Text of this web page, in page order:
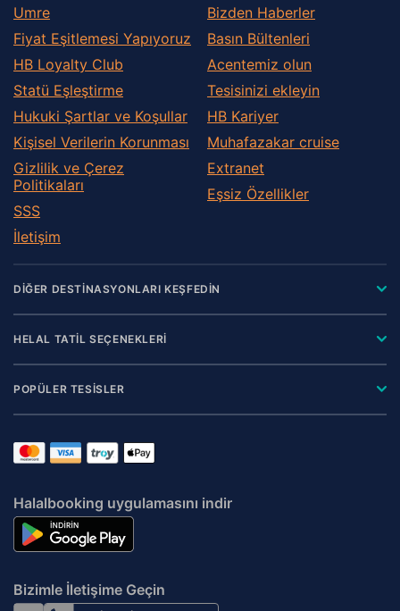
Umre
Fiyat Eşitlemesi Yapıyoruz
HB Loyalty Club
Statü Eşleştirme
Hukuki Şartlar ve Koşullar
Kişisel Verilerin Korunması
Gizlilik ve Çerez
Politikaları
SSS
İletişim
Bizden Haberler
Basın Bültenleri
Acentemiz olun
Tesisinizi ekleyin
HB Kariyer
Muhafazakar сruise
Extranet
Eşsiz Özellikler
DİĞER DESTİNASYONLARI KEŞFEDİN
HELAL TATİL SEÇENEKLERİ
POPÜLER TESİSLER
Halalbooking uygulamasını indir
Bizimle İletişime Geçin